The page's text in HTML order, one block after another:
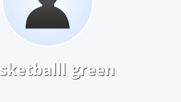
green